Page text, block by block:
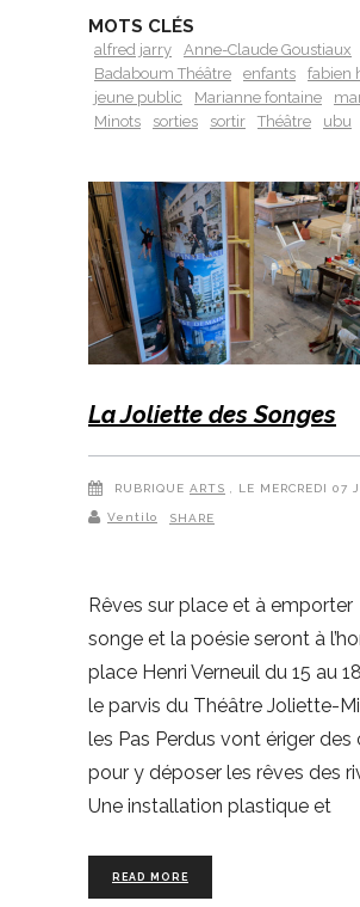
MOTS CLÉS
alfred jarry
Anne-Claude Goustiaux
Badaboum Théâtre
enfants
fabien
jeune public
Marianne fontaine
Minots
sorties sortir Théâtre ubu
La Joliette des Songes
RUBRIQUE ARTS , LE MERCREDI 07
Ventilo SHARE
Rêves sur place et à
songe et la poésie seront à
place Henri Verneuil du 15 au
le parvis du Théâtre Joliette-
les Pas Perdus vont ériger des
pour y déposer les rêves des
Une installation plastique et
READ MORE